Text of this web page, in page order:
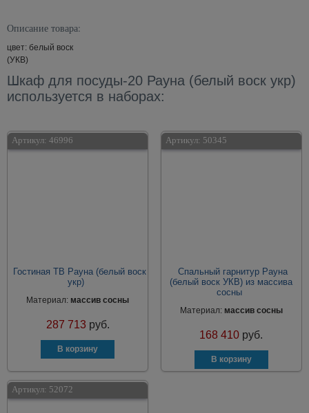
Описание товара:
цвет: белый воск
(УКВ)
Шкаф для посуды-20 Рауна (белый воск укр)
используется в наборах:
Артикул: 46996
Гостиная ТВ Рауна (белый воск
укр)
Материал: массив сосны
287 713 руб.
Артикул: 50345
Спальный гарнитур Рауна
(белый воск УКВ) из массива
сосны
Материал: массив сосны
168 410 руб.
Артикул: 52072